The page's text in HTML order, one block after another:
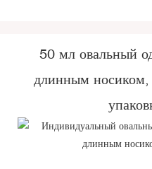
50 мл овальный
длинным носиком,